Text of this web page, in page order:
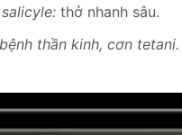
thở nhanh sâu.
thần kinh, cơn tetani.